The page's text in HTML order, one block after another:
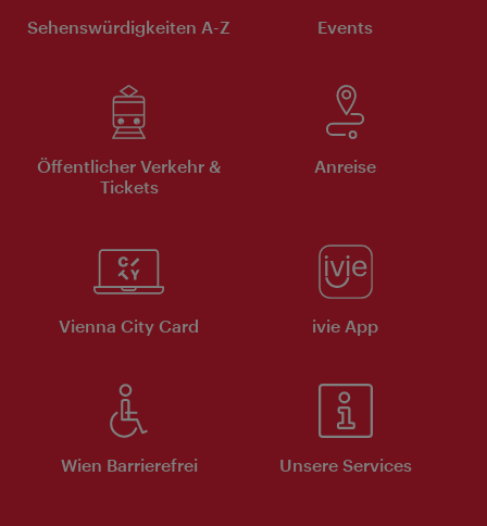
Sehenswürdigkeiten A-Z Events
Öffentlicher Verkehr &
Tickets
Anreise
Vienna City Card ivie App
Wien Barrierefrei Unsere Services